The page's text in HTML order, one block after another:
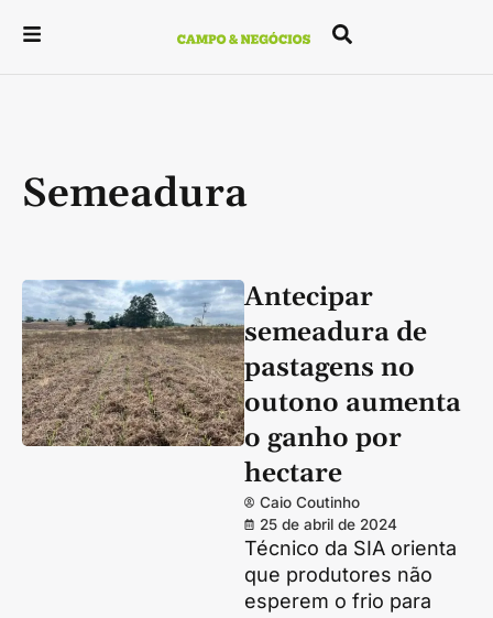
Semeadura
Antecipar
semeadura de
pastagens no
outono aumenta
o ganho por
hectare
Caio Coutinho
25 de abril de 2024
Técnico da SIA orienta
que produtores não
esperem o frio para